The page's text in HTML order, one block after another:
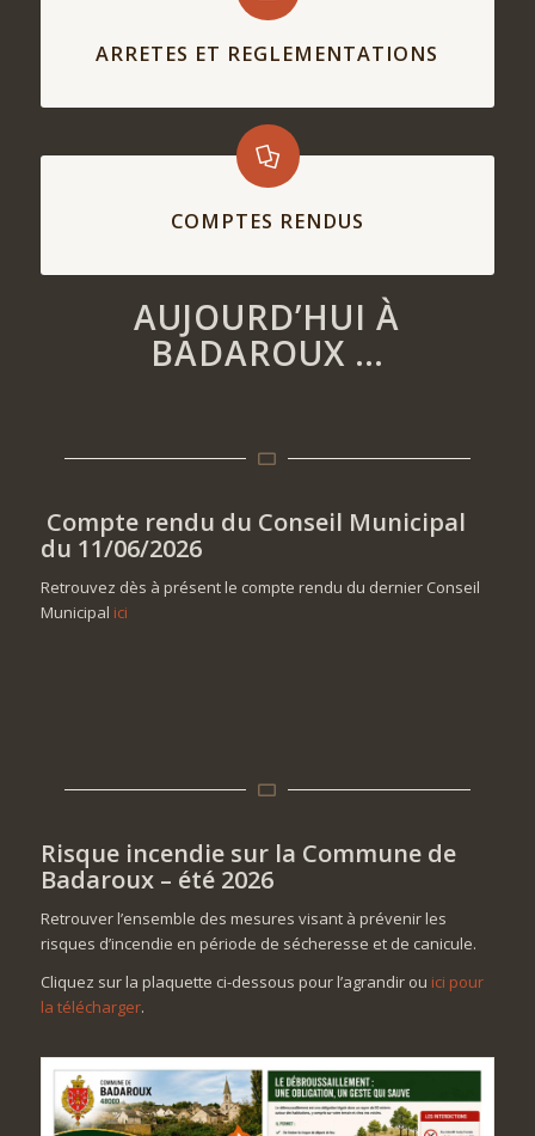
ARRETES ET REGLEMENTATIONS
COMPTES RENDUS
AUJOURD’HUI À
BADAROUX …
Compte rendu du Conseil Municipal
du 11/06/2026
Retrouvez dès à présent le compte rendu du dernier Conseil
Municipal ici
Risque incendie sur la Commune de
Badaroux – été 2026
Retrouver l’ensemble des mesures visant à prévenir les
risques d’incendie en période de sécheresse et de canicule.
Cliquez sur la plaquette ci-dessous pour l’agrandir ou ici pour
la télécharger.